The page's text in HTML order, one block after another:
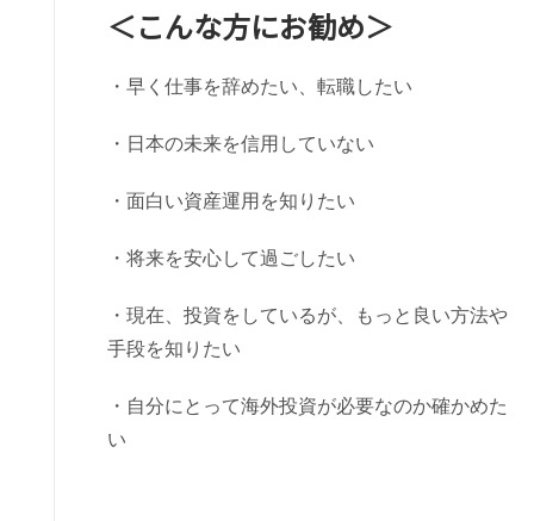
＜こんな方にお勧め＞
・早く仕事を辞めたい、転職したい
・日本の未来を信用していない
・面白い資産運用を知りたい
・将来を安心して過ごしたい
・現在、投資をしているが、もっと良い方法や
手段を知りたい
・自分にとって海外投資が必要なのか確かめた
い